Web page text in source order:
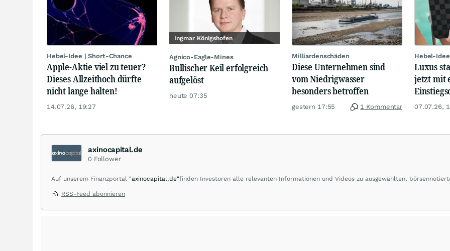
Hebel-Idee | Short-Chance
Apple-Aktie viel zu teuer?
Dieses Allzeithoch dürfte
nicht lange halten!
14.07.26, 19:27
Ingmar Königshofen
Agnico-Eagle-Mines
Bullischer Keil erfolgreich
aufgelöst
heute 07:35
Milliardenschäden
Diese Unternehmen sind
vom Niedrigwasser
besonders betroffen
gestern 17:55 1 Kommentar
Hebel-
Luxus
jetzt mit
07.07.26,
axinocapital.de
0 Follower
Auf unserem Finanzportal "axinocapital.de"finden Investoren alle relevanten Informationen und Videos zu ausgewählten,
wachstumsstarken und erfolgsversprechenden Small Cap Companies mit Vervielfachungspotential recherchieren. Unser globales
RSS-Feed abonnieren